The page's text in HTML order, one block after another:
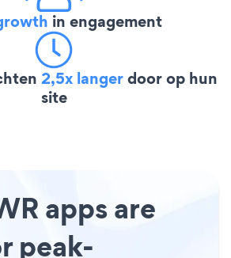
in engagement
2,5x langerdoor op hun
site
apps are
peak-